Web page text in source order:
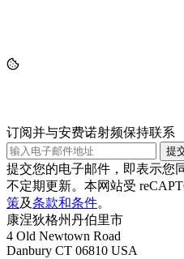
订阅并与安费诺射频保持联系
提
提交您的电子邮件，即表示您
不定期更新。本网站受
策及条款和条件。
康涅狄格州丹伯里市
4 Old Newtown Road
Danbury CT 06810 USA